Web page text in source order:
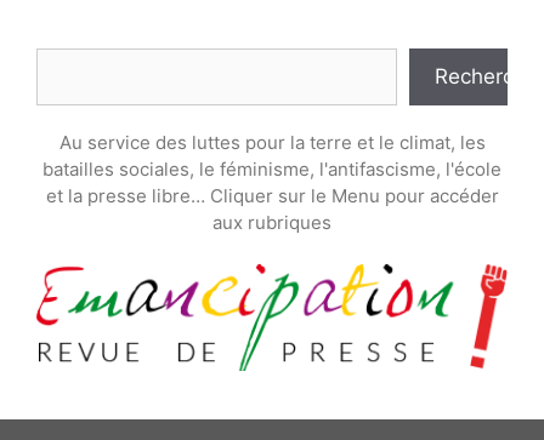
Rechercher
Au service des luttes pour la terre et le climat, les
batailles sociales, le féminisme, l'antifascisme, l'école
et la presse libre… Cliquer sur le Menu pour accéder
aux rubriques